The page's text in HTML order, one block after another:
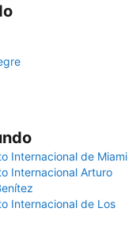
Internacional de Miami
Internacional Arturo
Internacional de Los